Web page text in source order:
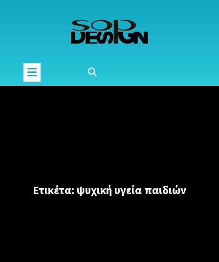
Ετικέτα: ψυχική υγεία παιδιών